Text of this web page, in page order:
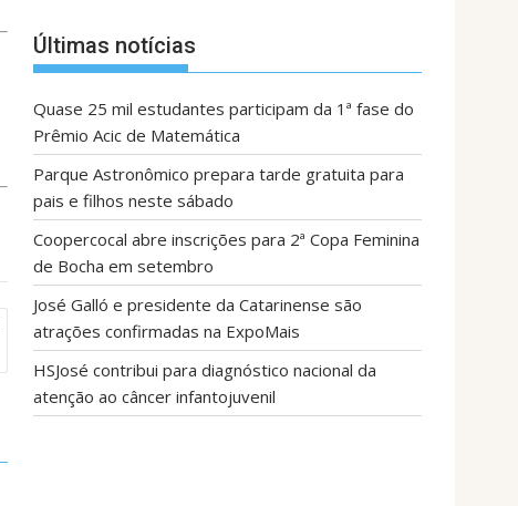
Últimas notícias
Quase 25 mil estudantes participam da 1ª fase do
Prêmio Acic de Matemática
Parque Astronômico prepara tarde gratuita para
pais e filhos neste sábado
Coopercocal abre inscrições para 2ª Copa Feminina
de Bocha em setembro
José Galló e presidente da Catarinense são
atrações confirmadas na ExpoMais
HSJosé contribui para diagnóstico nacional da
atenção ao câncer infantojuvenil